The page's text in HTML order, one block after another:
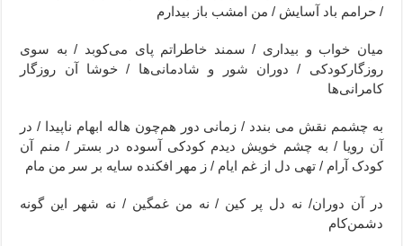
/ حرامم باد آسایش / من امشب باز بیدارم
میان خواب و بیداری / سمند خاطراتم پای می‌کوبد / به سوی
روزگارکودکی / دوران شور و شادمانی‌ها / خوشا آن روزگار
کامرانی‌ها
به چشمم نقش می بندد / زمانی دور هم‌چون هاله ابهام ناپیدا / در
آن رویا / به چشم خویش دیدم کودکی آسوده در بستر / منم آن
کودک آرام / تهی دل از غم ایام / ز مهر افکنده سایه بر سر من مام
در آن دوران/ نه دل پر کین / نه من غمگین / نه شهر این گونه
دشمن‌کام